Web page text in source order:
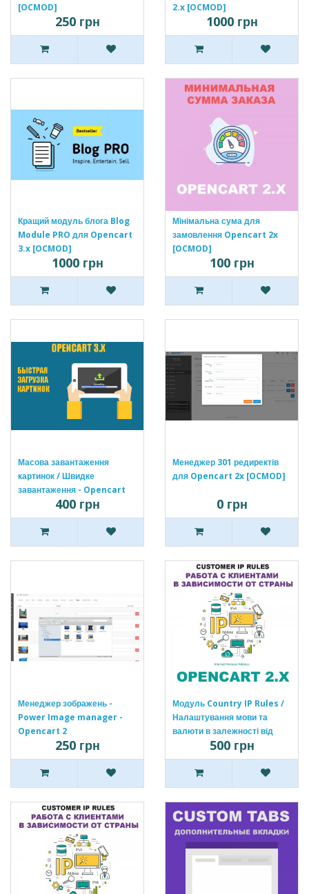
[OCMOD]
250 грн
2.x [OCMOD]
1000 грн
Кращий модуль блога Blog
Module PRO для Opencart
3.x [OCMOD]
1000 грн
Мінімальна сума для
замовлення Opencart 2x
[OCMOD]
100 грн
Масова завантаження
картинок / Швидке
завантаження - Opencart
3.x [OCMOD]400 грн
Менеджер 301 редиректів
для Opencart 2x [OCMOD]
0 грн
Менеджер зображень -
Power Image manager -
Opencart 2
250 грн
Модуль Country IP Rules /
Налаштування мови та
валюти в залежності від
країни Opencart 2 [OCMOD]
500 грн